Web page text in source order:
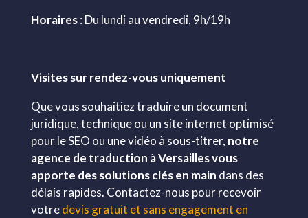
Horaires: Du lundi au vendredi, 9h/19h
Visites sur rendez-vous uniquement
Que vous souhaitiez traduire un document
juridique, technique ou un site internet optimisé
pour le SEO ou une vidéo à sous-titrer, notre
agence de traduction à Versailles vous
apporte des solutions clés en main dans des
délais rapides. Contactez-nous pour recevoir
votredevis gratuit et sans engagement en